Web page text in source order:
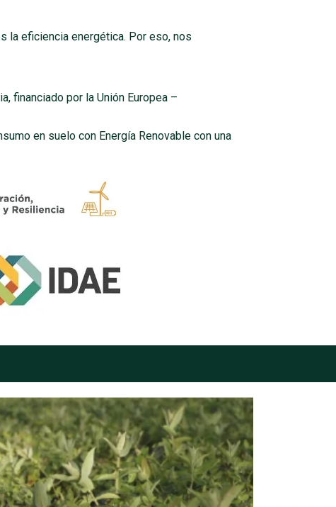
la eficiencia energética. Por eso, nos
financiado por la Unión Europea –
en suelo con Energía Renovable con una